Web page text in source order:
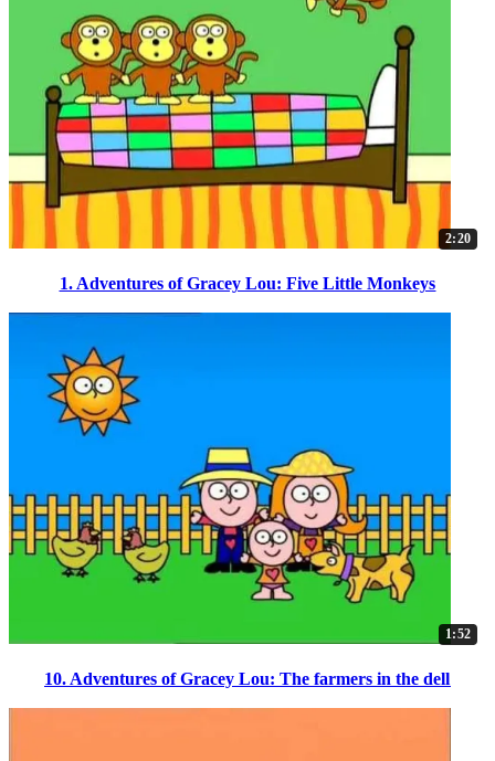
2:20
1. Adventures of Gracey Lou: Five Little Monkeys
1:52
10. Adventures of Gracey Lou: The farmers in the dell